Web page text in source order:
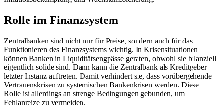
Rolle im Finanzsystem
Zentralbanken sind nicht nur für Preise, sondern auch für das
Funktionieren des Finanzsystems wichtig. In Krisensituationen
können Banken in Liquiditätsengpässe geraten, obwohl sie bilanziell
eigentlich solide sind. Dann kann die Zentralbank als Kreditgeber
letzter Instanz auftreten. Damit verhindert sie, dass vorübergehende
Vertrauenskrisen zu systemischen Bankenkrisen werden. Diese
Rolle ist allerdings an strenge Bedingungen gebunden, um
Fehlanreize zu vermeiden.